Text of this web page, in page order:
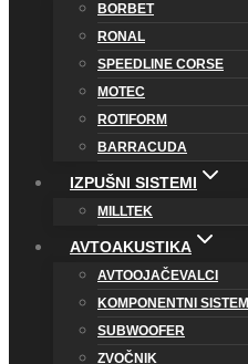
BORBET
RONAL
SPEEDLINE CORSE
MOTEC
ROTIFORM
BARRACUDA
IZPUŠNI SISTEMI
MILLTEK
AVTOAKUSTIKA
AVTOOJAČEVALCI
KOMPONENTNI SISTEMI
SUBWOOFER
ZVOČNIK